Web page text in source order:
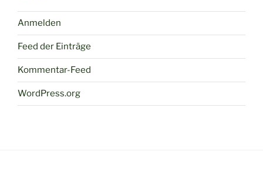
Anmelden
Feed der Einträge
Kommentar-Feed
WordPress.org